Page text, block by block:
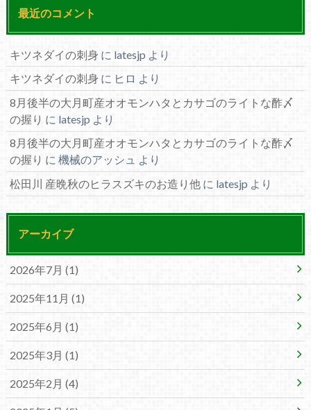
最近のコメント
キツネダイの刺身 に latesjp より
キツネダイの刺身 に ヒロ より
8月後半の大月町産オオモンハタとカサゴのライトな酢〆
の握り に latesjp より
8月後半の大月町産オオモンハタとカサゴのライトな酢〆
の握り に 機械のアッシュ より
松田川 産晩秋のヒラスズキのお造り他に latesjp より
アーカイブ
2026年7月 (1)
2025年11月 (1)
2025年6月 (1)
2025年3月 (1)
2025年2月 (4)